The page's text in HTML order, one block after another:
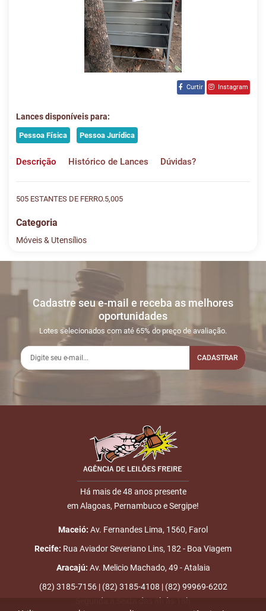
Curtir Instagram
Lances disponíveis para:
Pessoa Física Pessoa Jurídica
Descrição Histórico de Lances Dúvidas?
505 ESTANTES DE FERRO.5,005
Categoria
Móveis & Utensílios
DATA/HORA
05/04
INICIO DO
LEILÃO
Disputas
iniciadas
05/04
17:17:37
LEILÃO
ENCERRADO
Fim das
conosco pelo whatsapp:
Sua dúvida
Nome
Cadastre seu e-mail e receba as melhores
oportunidades
Lotes selecionados com até 65% do preço de avaliação.
CADASTRAR
Há mais de 48 anos presente
em Alagoas, Pernambuco e Sergipe!
Maceió: Av. Fernandes Lima, 1560, Farol
Recife: Rua Aviador Severiano Lins, 182 - Boa Viagem
Aracajú: Av. Melicio Machado, 49 - Atalaia
(82) 3185-7156 | (82) 3185-4108 | (82) 99969-6202
Segunda a Sexta das 8h às 18h